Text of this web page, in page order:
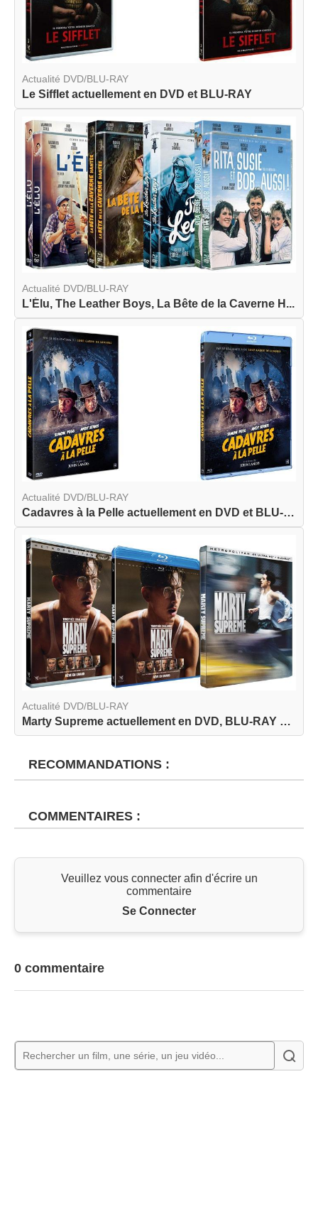
Actualité DVD/BLU-RAY
Le Sifflet actuellement en DVD et BLU-RAY
Actualité DVD/BLU-RAY
L'Élu, The Leather Boys, La Bête de la Caverne H...
Actualité DVD/BLU-RAY
Cadavres à la Pelle actuellement en DVD et BLU-R...
Actualité DVD/BLU-RAY
Marty Supreme actuellement en DVD, BLU-RAY et BL...
RECOMMANDATIONS :
COMMENTAIRES :
Veuillez vous connecter afin d'écrire un
commentaire
Se Connecter
0 commentaire